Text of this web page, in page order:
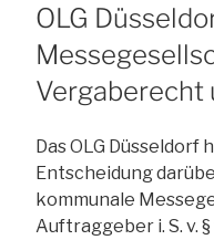
AM
OLG
Vergaberecht
Das OLG
Entscheidung
kommunale
Auftraggeber i. S. v.